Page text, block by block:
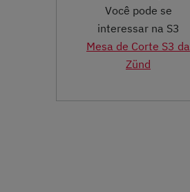
Você pode se
interessar na S3
Mesa de Corte S3 da
Zünd